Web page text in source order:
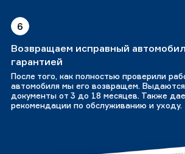
6
Возвращаем исправный
гарантией
После того, как полностью проверили
автомобиля мы его возвращем.
документы от 3 до 18 месяцев. Также
рекомендации по обслуживанию и уходу.